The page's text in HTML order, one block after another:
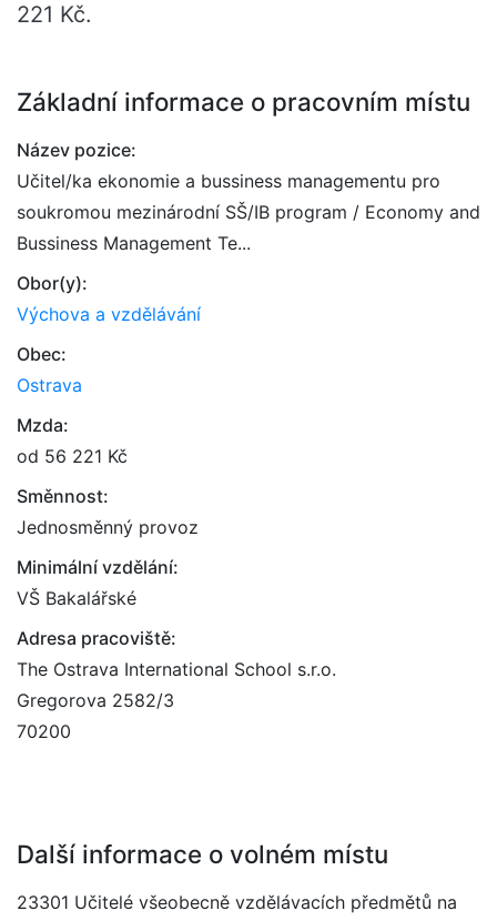
221 Kč.
Základní informace o pracovním místu
Název pozice:
Učitel/ka ekonomie a bussiness managementu pro
soukromou mezinárodní SŠ/IB program / Economy and
Bussiness Management Te...
Obor(y):
Výchova a vzdělávání
Obec:
Ostrava
Mzda:
od 56 221 Kč
Směnnost:
Jednosměnný provoz
Minimální vzdělání:
VŠ Bakalářské
Adresa pracoviště:
The Ostrava International School s.r.o.
Gregorova 2582/3
70200
Další informace o volném místu
23301 Učitelé všeobecně vzdělávacích předmětů na